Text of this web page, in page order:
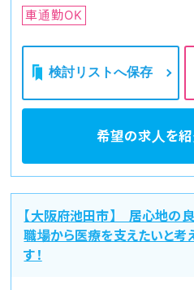
車通勤OK
検討リストへ保存
希望の求人を
【大阪府池田市】 居心地の
職場から医療を支えたいと考
す！